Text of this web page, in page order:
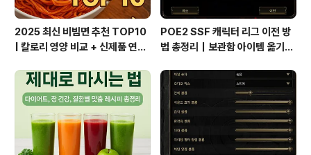
2025 최신 비빔면 추천 TOP10
| 칼로리 영양 비교 + 신제품 연혁
POE2 SSF 캐릭터 리그 이전 방
법 총정리｜보관함 아이템 옮기는